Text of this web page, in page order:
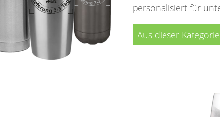
personalisiert für
Aus dieser